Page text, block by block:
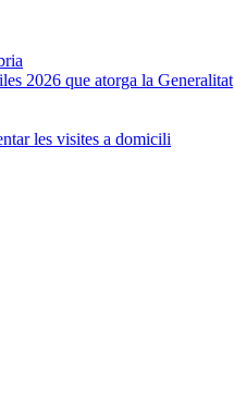
2026 que atorga la Generalitat
les visites a domicili